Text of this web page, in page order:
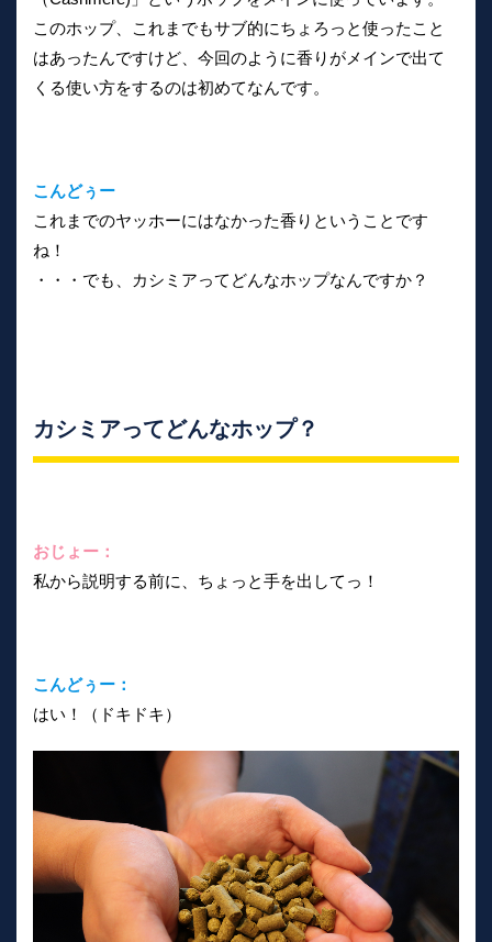
このホップ、これまでもサブ的にちょろっと使ったこと
はあったんですけど、今回のように香りがメインで出て
くる使い方をするのは初めてなんです。
こんどぅー
これまでのヤッホーにはなかった香りということです
ね！
・・・でも、カシミアってどんなホップなんですか？
カシミアってどんなホップ？
おじょー：
私から説明する前に、ちょっと手を出してっ！
こんどぅー：
はい！（ドキドキ）